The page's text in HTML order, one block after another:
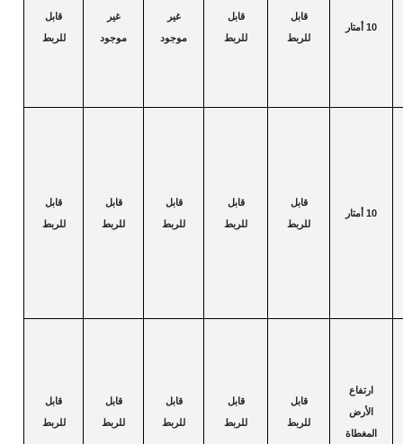
قابل
للربط
غير
موجود
غير
موجود
قابل
للربط
قابل
للربط
10 أمتار
قابل
للربط
قابل
للربط
قابل
للربط
قابل
للربط
قابل
للربط
10 أمتار
قابل
للربط
قابل
للربط
قابل
للربط
قابل
للربط
قابل
للربط
ارتفاع
الأرض
المغطاة